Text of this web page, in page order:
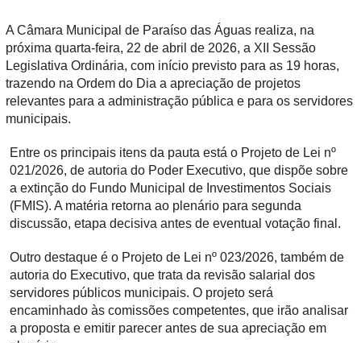
A Câmara Municipal de Paraíso das Águas realiza, na
próxima quarta-feira, 22 de abril de 2026, a XII Sessão
Legislativa Ordinária, com início previsto para as 19 horas,
trazendo na Ordem do Dia a apreciação de projetos
relevantes para a administração pública e para os servidores
municipais.
Entre os principais itens da pauta está o Projeto de Lei nº
021/2026, de autoria do Poder Executivo, que dispõe sobre
a extinção do Fundo Municipal de Investimentos Sociais
(FMIS). A matéria retorna ao plenário para segunda
discussão, etapa decisiva antes de eventual votação final.
Outro destaque é o Projeto de Lei nº 023/2026, também de
autoria do Executivo, que trata da revisão salarial dos
servidores públicos municipais. O projeto será
encaminhado às comissões competentes, que irão analisar
a proposta e emitir parecer antes de sua apreciação em